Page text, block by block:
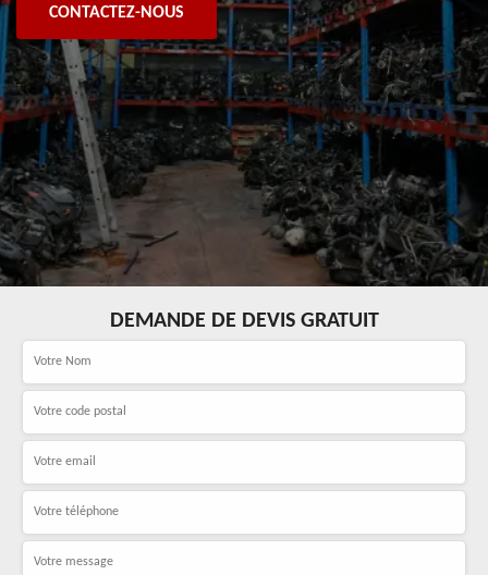
CONTACTEZ-NOUS
DEMANDE DE DEVIS GRATUIT